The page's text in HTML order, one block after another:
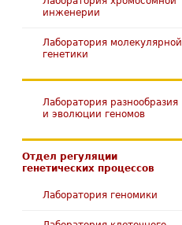
инженерии
Лаборатория молекулярной
генетики
Лаборатория разнообразия
и эволюции геномов
Отдел регуляции
генетических процессов
Лаборатория геномики